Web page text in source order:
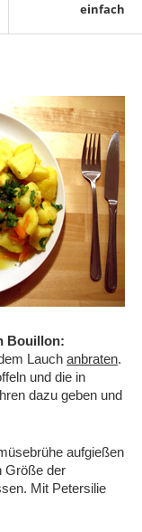
einfach
Bouillon:
Lauch anbraten.
und die in
dazu geben und
aufgießen
Größe der
Mit Petersilie